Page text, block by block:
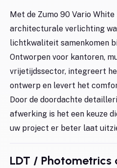
Met de Zumo 90 Vario
architecturale verlichting
lichtkwaliteit samenkomen
Ontworpen voor kantoren,
vrijetijdssector, integreert
ontwerp en levert het
Door de doordachte
afwerking is het een keuze
uw project er beter laat
LDT / Photometrics